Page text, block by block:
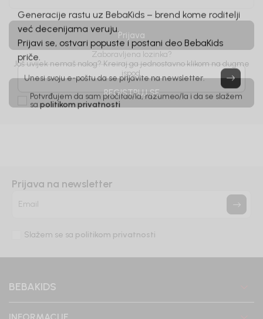
Prijava
Zaboravljena lozinka?
Još uvijek nemaš nalog? Kreiraj ga jednostavno klikom na dugme
ispod.
REGISTRUJ SE
Prijava na newsletter
Email
Slažem se sa politikom privatnosti
BEBAKIDS
Generacije rastu uz BebaKids – brend kome roditelji
već decenijama veruju.
Prijavi se, ostvari popuste i postani deo BebaKids
priče.
Unesi svoju e-poštu da se prijavite na newsletter.
Potvrđujem da sam pročitao/la, razumeo/la i da se slažem